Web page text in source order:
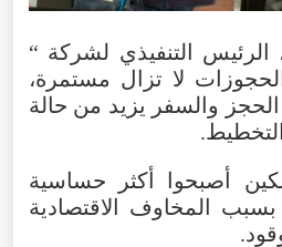
الرئيس التنفيذي لشركة “
الحجوزات لا تزال مستمرة،
الحجز والسفر يزيد من حالة
التخطيط.
أصبحوا أكثر
حساسية
بسبب المخاوف
الاقتصادية
.